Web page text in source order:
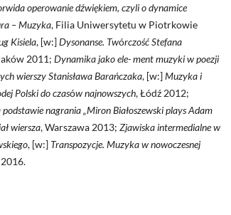
operowanie dźwiękiem, czyli o dynamice
– Muzyka, Filia Uniwersytetu w Piotrkowie
Kisiela, [w:]Dysonanse. Twórczość Stefana
2011; Dynamika jako ele- ment muzyki w poezji
wierszy Stanisława Barańczaka, [w:]Muzyka i
Polski do czasów najnowszych, Łódź 2012;
nagrania „Miron Białoszewski plays Adam
wiersza, Warszawa 2013; Zjawiska intermedialne w
, [w:] Transpozycje. Muzyka w nowoczesnej